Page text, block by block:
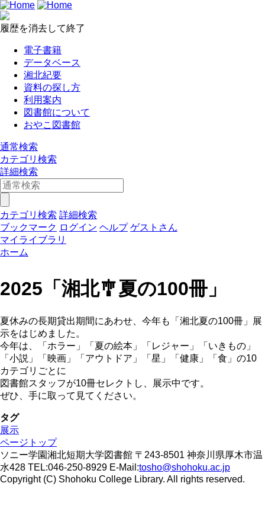
履歴を消去して終了
電子書籍
データベース
湘北紀要
資料の探し方
利用案内
図書館について
おやこ図書館
通常検索
カテゴリ検索
詳細検索
カテゴリ検索 詳細検索
ブックマーク ログイン ヘルプ ゲストさん
マイライブラリ
ホーム
2025「湘北🎐夏の100冊」
夏休みの長期貸出期間にあわせ、今年も「湘北夏の100冊」展
示をはじめました。
今年は、「ホラー」「夏の絵本」「レジャー」「いきもの」
「小説」「映画」「アウトドア」「星」「健康」「食」の10
カテゴリごとに
図書館スタッフが10冊セレクトし、展示中です。
ぜひ、手に取って見てください。
タグ
展示
ページトップ
ソニー学園湘北短期大学図書館 〒243-8501 神奈川県厚木市温
水428 TEL:046-250-8929 E-Mail:tosho@shohoku.ac.jp
Copyright (C) Shohoku College Library. All rights reserved.